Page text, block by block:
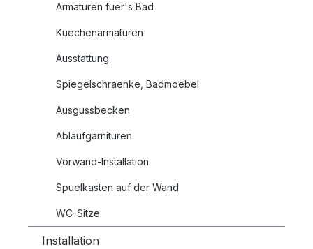
Armaturen fuer's Bad
Kuechenarmaturen
Ausstattung
Spiegelschraenke, Badmoebel
Ausgussbecken
Ablaufgarnituren
Vorwand-Installation
Spuelkasten auf der Wand
WC-Sitze
Installation